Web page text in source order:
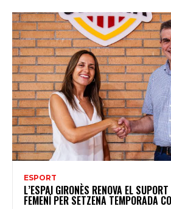
ESPORT
L’ESPAI GIRONÈS RENOVA EL
FEMENÍ PER SETZENA TEMPORADA